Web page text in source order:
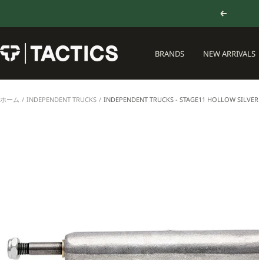
ン
ツ
キ
戻
る
BRANDS NEW ARRIVALS
TACTICS
JAPAN
ホーム INDEPENDENT TRUCKS INDEPENDENT TRUCKS - STAGE11 HOLLOW SILVER